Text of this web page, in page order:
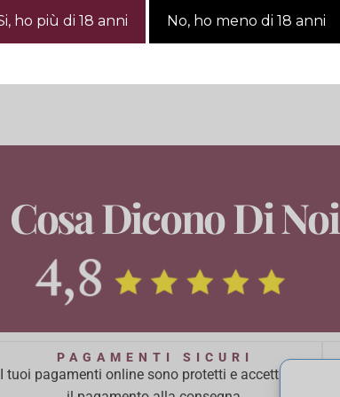
Cosa Dicono Di Noi
PAGAMENTI SICURI
I tuoi pagamenti online sono protetti e accettiamo